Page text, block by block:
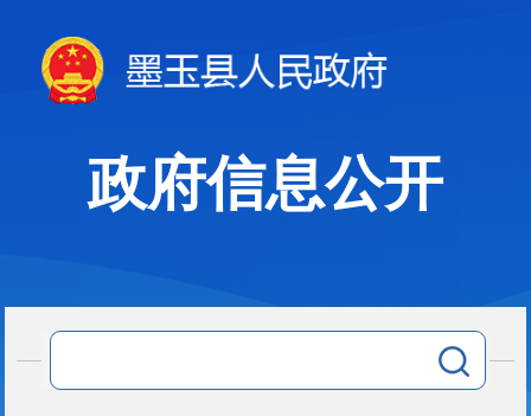
政府信息公开